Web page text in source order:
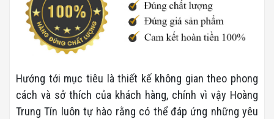
Hướng tới mục tiêu là thiết kế không gian theo phong
cách và sở thích của khách hàng, chính vì vậy Hoàng
Trung Tín luôn tự hào rằng có thể đáp ứng những yêu